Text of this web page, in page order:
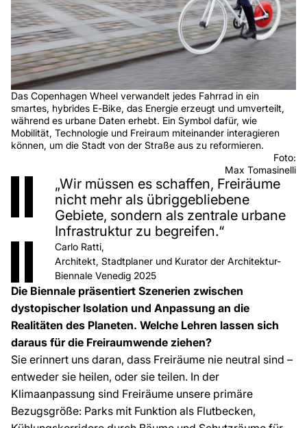
Das Copenhagen Wheel verwandelt jedes Fahrrad in ein
smartes, hybrides E-Bike, das Energie erzeugt und umverteilt,
während es urbane Daten erhebt. Ein Symbol dafür, wie
Mobilität, Technologie und Freiraum miteinander interagieren
können, um die Stadt von der Straße aus zu reformieren.
Foto:
Max Tomasinelli
„Wir müssen es schaffen, Freiräume
nicht mehr als übriggebliebene
Gebiete, sondern als zentrale urbane
Infrastruktur zu begreifen.“
Carlo Ratti,
Architekt, Stadtplaner und Kurator der Architektur-
Biennale Venedig 2025
Die Biennale präsentiert Szenerien zwischen
dystopischer Isolation und Anpassung an die
Realitäten des Planeten. Welche Lehren lassen sich
daraus für die Freiraumwende ziehen?
Sie erinnert uns daran, dass Freiräume nie neutral sind –
entweder sie heilen, oder sie teilen. In der
Klimaanpassung sind Freiräume unsere primäre
Bezugsgröße: Parks mit Funktion als Flutbecken,